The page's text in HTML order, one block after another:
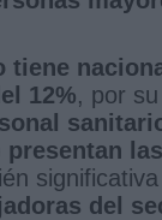
tiene
12%, por
del